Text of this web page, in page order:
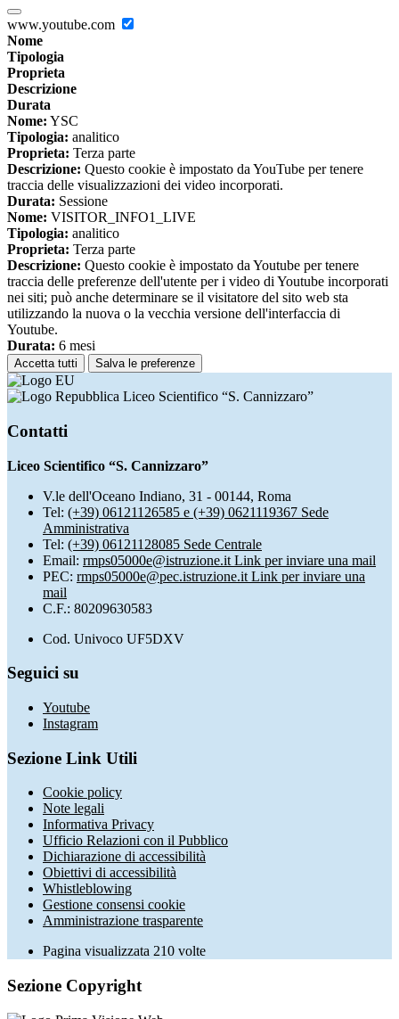
www.youtube.com
Nome
Tipologia
Proprieta
Descrizione
Durata
Nome: YSC
Tipologia: analitico
Proprieta: Terza parte
Descrizione: Questo cookie è impostato da YouTube per tenere
traccia delle visualizzazioni dei video incorporati.
Durata: Sessione
Nome: VISITOR_INFO1_LIVE
Tipologia: analitico
Proprieta: Terza parte
Descrizione: Questo cookie è impostato da Youtube per tenere
traccia delle preferenze dell'utente per i video di Youtube incorporati
nei siti; può anche determinare se il visitatore del sito web sta
utilizzando la nuova o la vecchia versione dell'interfaccia di
Youtube.
Durata: 6 mesi
Accetta tutti Salva le preferenze
Liceo Scientifico “S. Cannizzaro”
Contatti
Liceo Scientifico “S. Cannizzaro”
V.le dell'Oceano Indiano, 31 - 00144, Roma
Tel: (+39) 06121126585 e (+39) 0621119367 Sede
Amministrativa
Tel: (+39) 06121128085 Sede Centrale
Email: rmps05000e@istruzione.it Link per inviare una mail
PEC: rmps05000e@pec.istruzione.it Link per inviare una
mail
C.F.: 80209630583
Cod. Univoco UF5DXV
Seguici su
Youtube
Instagram
Sezione Link Utili
Cookie policy
Note legali
Informativa Privacy
Ufficio Relazioni con il Pubblico
Dichiarazione di accessibilità
Obiettivi di accessibilità
Whistleblowing
Gestione consensi cookie
Amministrazione trasparente
Pagina visualizzata 210 volte
Sezione Copyright